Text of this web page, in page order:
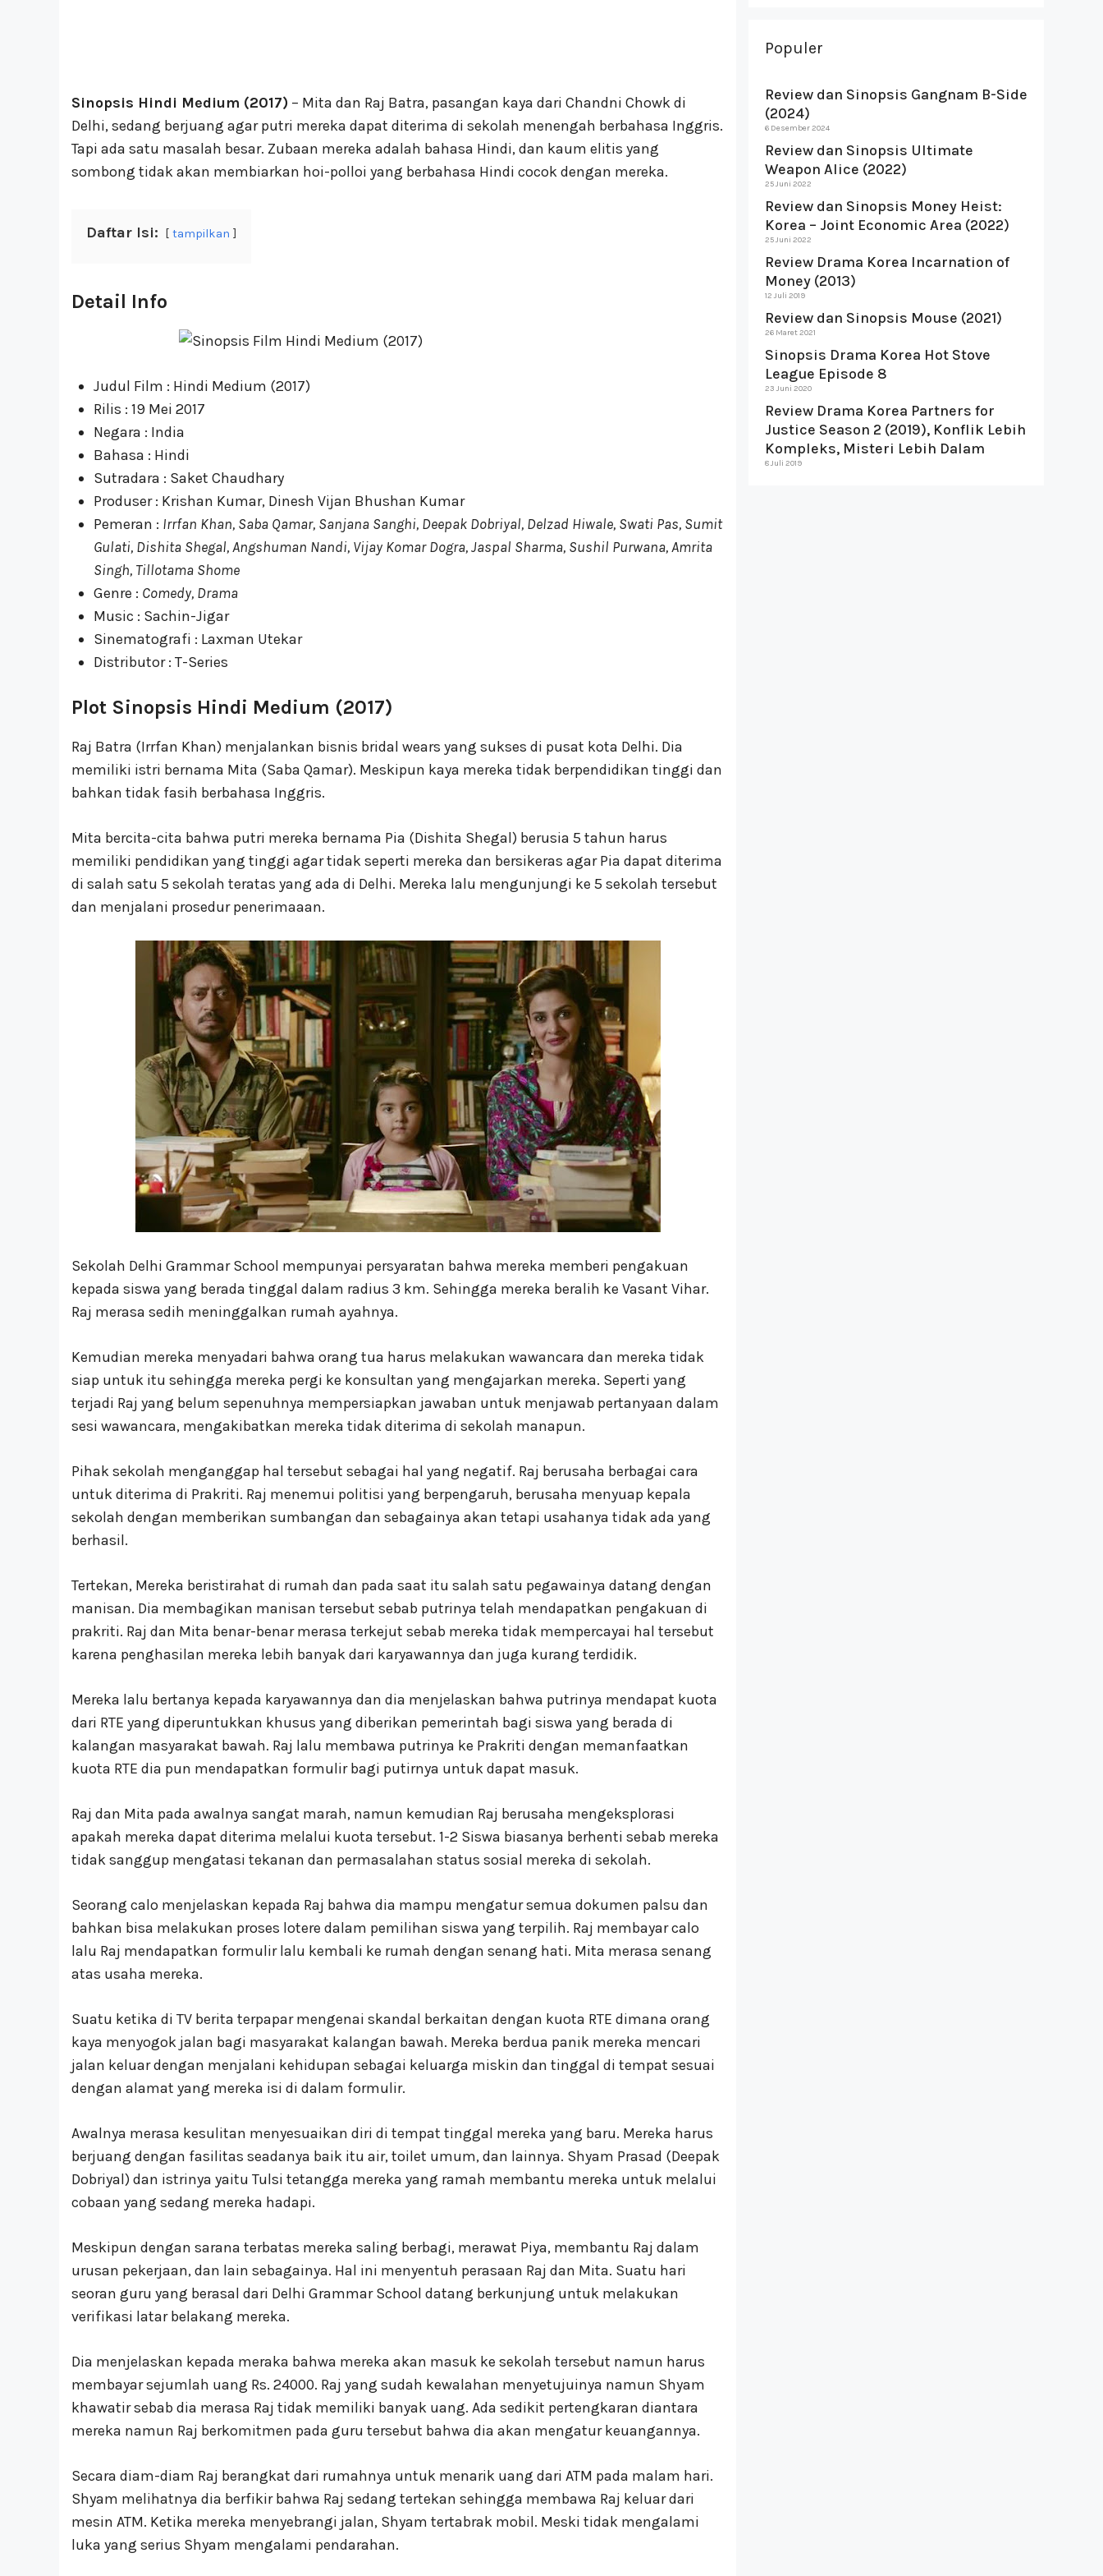
Sinopsis Hindi Medium (2017) – Mita dan Raj Batra, pasangan kaya dari Chandni Chowk di
Delhi, sedang berjuang agar putri mereka dapat diterima di sekolah menengah berbahasa Inggris.
Tapi ada satu masalah besar. Zubaan mereka adalah bahasa Hindi, dan kaum elitis yang
sombong tidak akan membiarkan hoi-polloi yang berbahasa Hindi cocok dengan mereka.
Daftar Isi: tampilkan
Detail Info
Judul Film : Hindi Medium (2017)
Rilis : 19 Mei 2017
Negara : India
Bahasa : Hindi
Sutradara : Saket Chaudhary
Produser : Krishan Kumar, Dinesh Vijan Bhushan Kumar
Pemeran : Irrfan Khan, Saba Qamar, Sanjana Sanghi, Deepak Dobriyal, Delzad Hiwale, Swati Pas, Sumit
Gulati, Dishita Shegal, Angshuman Nandi, Vijay Komar Dogra, Jaspal Sharma, Sushil Purwana, Amrita
Singh, Tillotama Shome
Genre : Comedy, Drama
Music : Sachin-Jigar
Sinematografi : Laxman Utekar
Distributor : T-Series
Plot Sinopsis Hindi Medium (2017)
Raj Batra (Irrfan Khan) menjalankan bisnis bridal wears yang sukses di pusat kota Delhi. Dia
memiliki istri bernama Mita (Saba Qamar). Meskipun kaya mereka tidak berpendidikan tinggi dan
bahkan tidak fasih berbahasa Inggris.
Mita bercita-cita bahwa putri mereka bernama Pia (Dishita Shegal) berusia 5 tahun harus
memiliki pendidikan yang tinggi agar tidak seperti mereka dan bersikeras agar Pia dapat diterima
di salah satu 5 sekolah teratas yang ada di Delhi. Mereka lalu mengunjungi ke 5 sekolah tersebut
dan menjalani prosedur penerimaaan.
Sekolah Delhi Grammar School mempunyai persyaratan bahwa mereka memberi pengakuan
kepada siswa yang berada tinggal dalam radius 3 km. Sehingga mereka beralih ke Vasant Vihar.
Raj merasa sedih meninggalkan rumah ayahnya.
Kemudian mereka menyadari bahwa orang tua harus melakukan wawancara dan mereka tidak
siap untuk itu sehingga mereka pergi ke konsultan yang mengajarkan mereka. Seperti yang
terjadi Raj yang belum sepenuhnya mempersiapkan jawaban untuk menjawab pertanyaan dalam
sesi wawancara, mengakibatkan mereka tidak diterima di sekolah manapun.
Pihak sekolah menganggap hal tersebut sebagai hal yang negatif. Raj berusaha berbagai cara
untuk diterima di Prakriti. Raj menemui politisi yang berpengaruh, berusaha menyuap kepala
sekolah dengan memberikan sumbangan dan sebagainya akan tetapi usahanya tidak ada yang
berhasil.
Tertekan, Mereka beristirahat di rumah dan pada saat itu salah satu pegawainya datang dengan
manisan. Dia membagikan manisan tersebut sebab putrinya telah mendapatkan pengakuan di
prakriti. Raj dan Mita benar-benar merasa terkejut sebab mereka tidak mempercayai hal tersebut
karena penghasilan mereka lebih banyak dari karyawannya dan juga kurang terdidik.
Mereka lalu bertanya kepada karyawannya dan dia menjelaskan bahwa putrinya mendapat kuota
dari RTE yang diperuntukkan khusus yang diberikan pemerintah bagi siswa yang berada di
kalangan masyarakat bawah. Raj lalu membawa putrinya ke Prakriti dengan memanfaatkan
kuota RTE dia pun mendapatkan formulir bagi putirnya untuk dapat masuk.
Raj dan Mita pada awalnya sangat marah, namun kemudian Raj berusaha mengeksplorasi
apakah mereka dapat diterima melalui kuota tersebut. 1-2 Siswa biasanya berhenti sebab mereka
tidak sanggup mengatasi tekanan dan permasalahan status sosial mereka di sekolah.
Seorang calo menjelaskan kepada Raj bahwa dia mampu mengatur semua dokumen palsu dan
bahkan bisa melakukan proses lotere dalam pemilihan siswa yang terpilih. Raj membayar calo
lalu Raj mendapatkan formulir lalu kembali ke rumah dengan senang hati. Mita merasa senang
atas usaha mereka.
Suatu ketika di TV berita terpapar mengenai skandal berkaitan dengan kuota RTE dimana orang
kaya menyogok jalan bagi masyarakat kalangan bawah. Mereka berdua panik mereka mencari
jalan keluar dengan menjalani kehidupan sebagai keluarga miskin dan tinggal di tempat sesuai
dengan alamat yang mereka isi di dalam formulir.
Awalnya merasa kesulitan menyesuaikan diri di tempat tinggal mereka yang baru. Mereka harus
berjuang dengan fasilitas seadanya baik itu air, toilet umum, dan lainnya. Shyam Prasad (Deepak
Dobriyal) dan istrinya yaitu Tulsi tetangga mereka yang ramah membantu mereka untuk melalui
cobaan yang sedang mereka hadapi.
Meskipun dengan sarana terbatas mereka saling berbagi, merawat Piya, membantu Raj dalam
urusan pekerjaan, dan lain sebagainya. Hal ini menyentuh perasaan Raj dan Mita. Suatu hari
seoran guru yang berasal dari Delhi Grammar School datang berkunjung untuk melakukan
verifikasi latar belakang mereka.
Dia menjelaskan kepada meraka bahwa mereka akan masuk ke sekolah tersebut namun harus
membayar sejumlah uang Rs. 24000. Raj yang sudah kewalahan menyetujuinya namun Shyam
khawatir sebab dia merasa Raj tidak memiliki banyak uang. Ada sedikit pertengkaran diantara
mereka namun Raj berkomitmen pada guru tersebut bahwa dia akan mengatur keuangannya.
Secara diam-diam Raj berangkat dari rumahnya untuk menarik uang dari ATM pada malam hari.
Shyam melihatnya dia berfikir bahwa Raj sedang tertekan sehingga membawa Raj keluar dari
mesin ATM. Ketika mereka menyebrangi jalan, Shyam tertabrak mobil. Meski tidak mengalami
luka yang serius Shyam mengalami pendarahan.
Populer
Review dan Sinopsis Gangnam B-Side
(2024)
6 Desember 2024
Review dan Sinopsis Ultimate
Weapon Alice (2022)
25 Juni 2022
Review dan Sinopsis Money Heist:
Korea – Joint Economic Area (2022)
25 Juni 2022
Review Drama Korea Incarnation of
Money (2013)
12 Juli 2019
Review dan Sinopsis Mouse (2021)
26 Maret 2021
Sinopsis Drama Korea Hot Stove
League Episode 8
23 Juni 2020
Review Drama Korea Partners for
Justice Season 2 (2019), Konflik Lebih
Kompleks, Misteri Lebih Dalam
8 Juli 2019